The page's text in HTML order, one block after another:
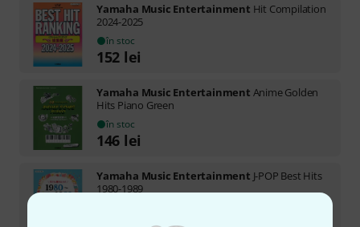
Yamaha Music Entertainment Hit Compilation
2024-2025
în stoc
152 lei
Yamaha Music Entertainment Anime Golden
Hits Piano Green
în stoc
146 lei
Yamaha Music Entertainment J-POP Best Hits
1980-1989